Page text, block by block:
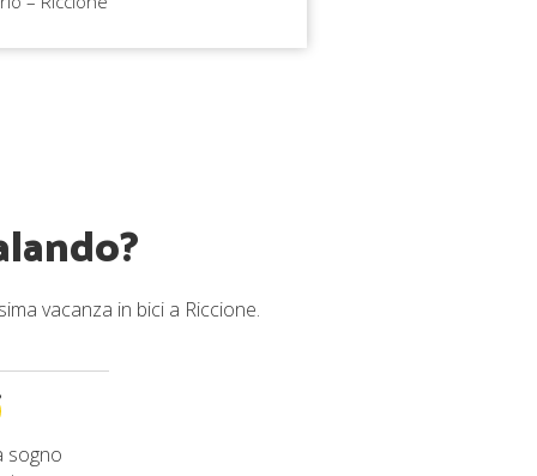
vacanza in bici a Riccione.
sogno